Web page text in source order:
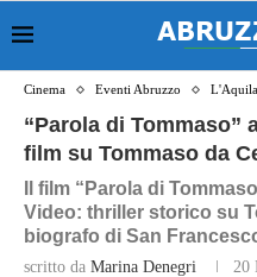
Cinema Eventi Abruzzo L'Aquila
“Parola di Tommaso”
film su Tommaso da
Il film “Parola di
Video: thriller storico su
biografo di San
scritto da Marina Denegri 20